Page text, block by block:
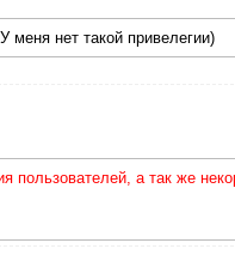
меня нет такой привелегии)
а так же